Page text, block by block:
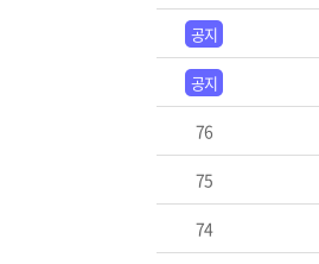
공지
공지
76
75
74